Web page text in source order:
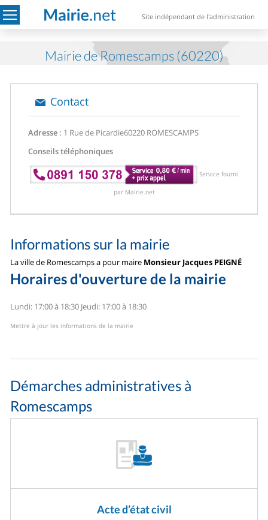
Site indépendant de l'administration
Mairie de Romescamps (60220)
Contact
Adresse : 1 Rue de Picardie60220 ROMESCAMPS
Conseils téléphoniques
Service fourni
par Mairie.net
Informations sur la mairie
La ville de Romescamps a pour maire Monsieur Jacques PEIGNÉ
Horaires d'ouverture de la mairie
Lundi: 17:00 à 18:30 Jeudi: 17:00 à 18:30
Mettre à jour les informations de la mairie
Démarches administratives à
Romescamps
Acte d’état civil